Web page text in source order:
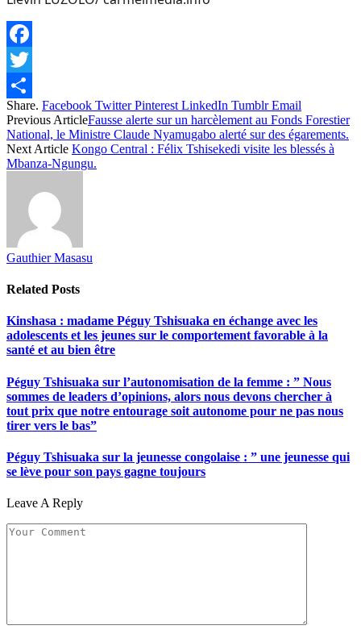
Facebook
Twitter
Share
Share. Facebook Twitter Pinterest LinkedIn Tumblr Email
Previous ArticleFausse alerte sur un harcèlement au Fonds Forestier
National, le Ministre Claude Nyamugabo alerté sur des égarements.
Next Article Kongo Central : Félix Tshisekedi visite les blessés à
Mbanza-Ngungu.
Gauthier Masasu
Related Posts
Kinshasa : madame Péguy Tshisuaka en échange avec les
adolescents et les jeunes sur le comportement favorable à la
santé et au bien être
Péguy Tshisuaka sur l’autonomisation de la femme : ” Nous
sommes de leaders d’opinions, alors nous devons chercher à
tout prix que notre entourage soit autonome pour ne pas nous
tirer vers le bas”
Péguy Tshisuaka sur la jeunesse congolaise : ” une jeunesse qui
se lève pour son pays gagne toujours
Leave A Reply